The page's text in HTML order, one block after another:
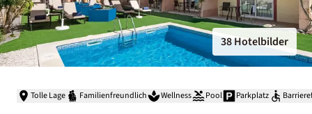
38 Hotelbilder
Tolle Lage Familienfreundlich Wellness Pool Parkplatz